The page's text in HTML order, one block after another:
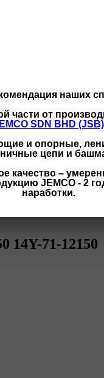
наших
части от
SDN BHD (JSB)
и опорные,
цепи и
качество –
JEMCO - 2
наработки.
9/3
14Y-71-22150
14Y-71-12150